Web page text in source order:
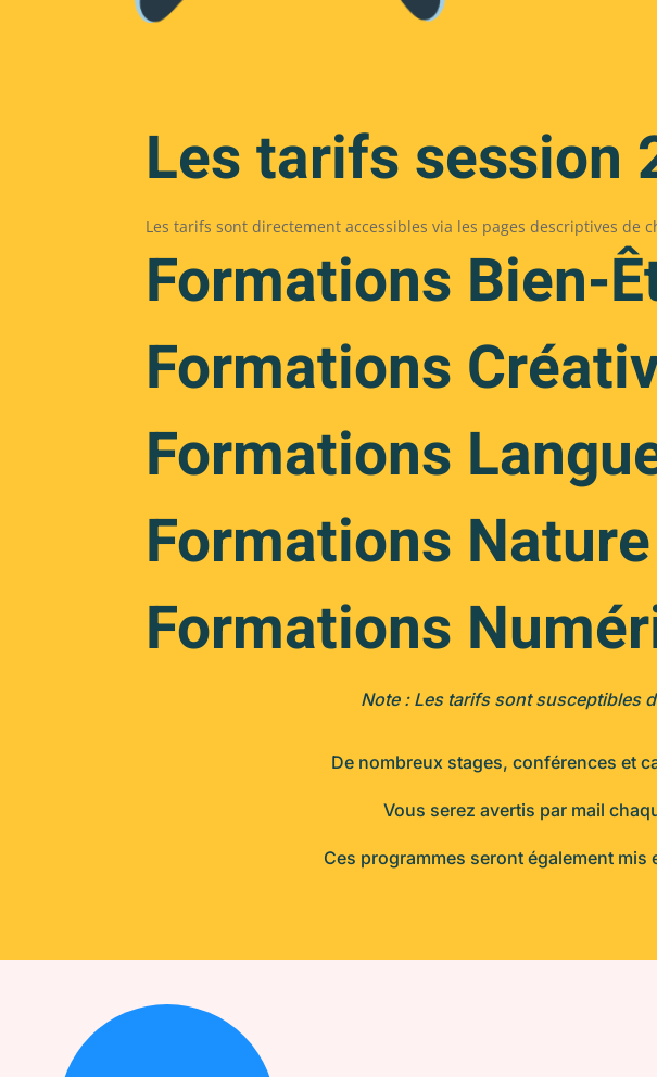
Les tarifs session
Les tarifs sont directement accessibles via les pages descriptives de
Formations Bien-
Formations
Formations
Formations Nature
Formations
Note : Les tarifs sont susceptibles
De nombreux stages, conférences et
Vous serez avertis par mail
Ces programmes seront également mis